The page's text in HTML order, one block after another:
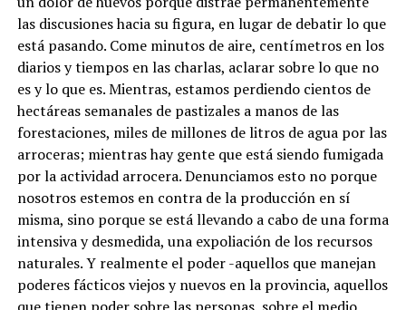
las discusiones hacia su figura, en lugar de debatir lo que
está pasando. Come minutos de aire, centímetros en los
diarios y tiempos en las charlas, aclarar sobre lo que no
es y lo que es. Mientras, estamos perdiendo cientos de
hectáreas semanales de pastizales a manos de las
forestaciones, miles de millones de litros de agua por las
arroceras; mientras hay gente que está siendo fumigada
por la actividad arrocera. Denunciamos esto no porque
nosotros estemos en contra de la producción en sí
misma, sino porque se está llevando a cabo de una forma
intensiva y desmedida, una expoliación de los recursos
naturales. Y realmente el poder -aquellos que manejan
poderes fácticos viejos y nuevos en la provincia, aquellos